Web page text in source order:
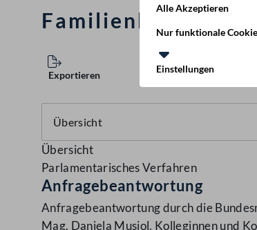
Alle Akzeptieren
Nur funktionale
Einstellungen
Familienbeilage in
Exportieren
Übersicht
Parlamentarisches Verfahren
Anfragebeantwortung
Anfragebeantwortung durch die
Mag. Daniela Musiol, Kolleginnen und